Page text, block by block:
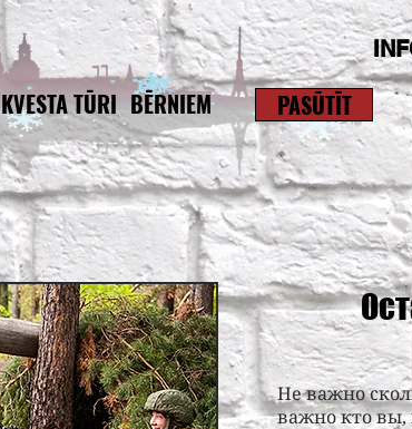
KVESTA TŪRI BĒRNIEM PASŪTĪT
Не важно
важно кто вы,